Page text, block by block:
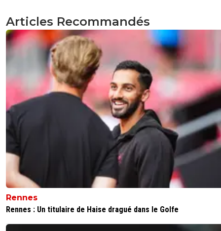
Articles Recommandés
Rennes
Rennes : Un titulaire de Haise dragué dans le Golfe